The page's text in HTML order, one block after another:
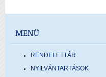
MENÜ
RENDELETTÁR
NYILVÁNTARTÁSOK